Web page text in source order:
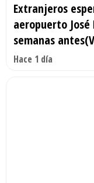
Extranjeros
aeropuerto
semanas
Hace 1 día